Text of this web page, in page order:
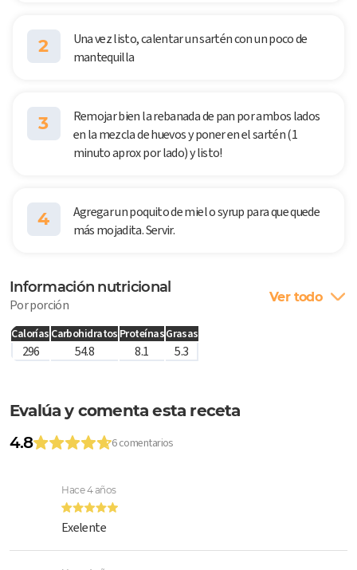
2
Una vez listo, calentar un sartén con un poco de
mantequilla
3
Remojar bien la rebanada de pan por ambos lados
en la mezcla de huevos y poner en el sartén (1
minuto aprox por lado) y listo!
4
Agregar un poquito de miel o syrup para que quede
más mojadita. Servir.
Información nutricional
Por porción Ver todo
Calorías Carbohidratos ProteínasGrasas
296 54.8 8.1 5.3
Evalúa y comenta esta receta
4.8
6 comentarios
Hace 4 años
Exelente